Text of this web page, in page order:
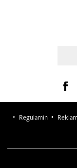
Visit
Regulamin